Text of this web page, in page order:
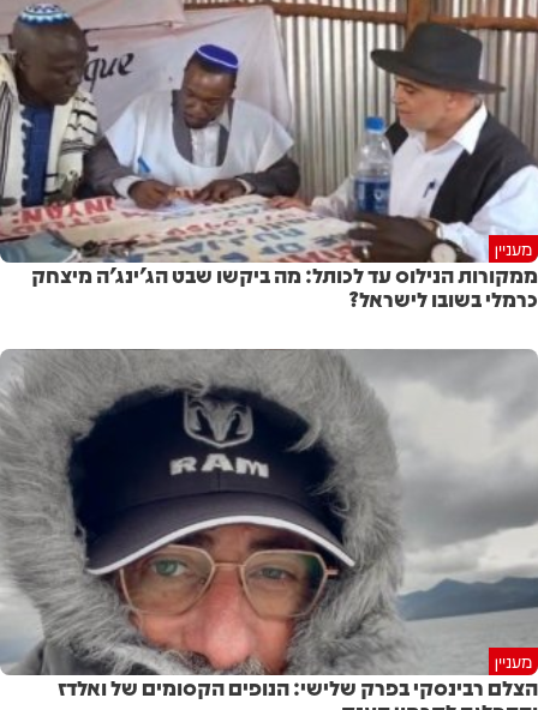
מעניין
ממקורות הנילוס עד לכותל: מה ביקשו שבט הג'ינג'ה מיצחק
כרמלי בשובו לישראל?
מעניין
הצלם רבינסקי בפרק שלישי: הנופים הקסומים של ואלדז